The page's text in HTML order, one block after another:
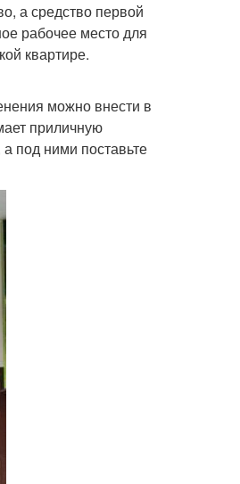
а средство первой
рабочее место для
квартире.
можно внести в
приличную
под ними поставьте